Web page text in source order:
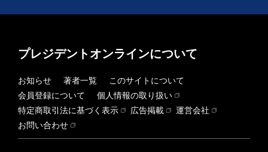
プレジデントオンラインについて
お知らせ 著者一覧
このサイトについて
会員登録について
個人情報の取り扱い
特定商取引法に基づく表示
広告掲載
運営会社
お問い合わせ